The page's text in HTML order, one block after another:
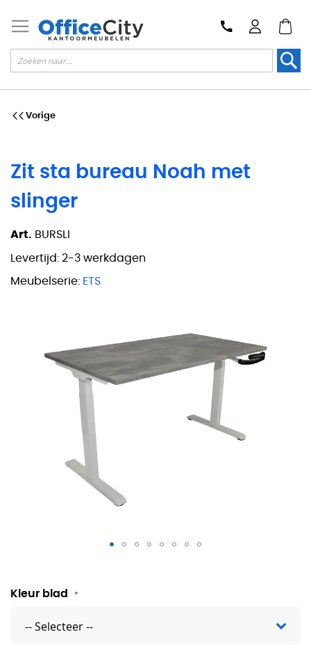
Zit sta bureau Noah met
slinger
Art. BURSLI
Levertijd: 2-3 werkdagen
Meubelserie: ETS
Zit sta slingerbureau Noah (oxyd blad grijs onderstel)
Kleur blad
Vorige